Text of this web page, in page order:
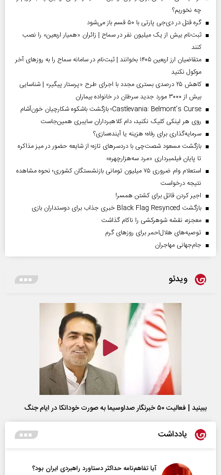
چه نخوریم؟
گره قتل در دی‌جی پارتی با ۵۰ قسم باز می‌شود
ثبت‌نام بیش از یک میلیون نفر در سماح | زائران «همیار اربعین» را نصب
کنند
متقاضیان ارز اربعین ۱۴۰۵ بخوانند | ثبت‌نام در سامانه سماح را به روز‌های آخر
موکول نکنید
کاهش ۲۵ درصدی بستری مجدد با اجرای طرح «پرستار پیگیر» | شناسایی
بیش از ۳۰۰۰ مورد جدید سرطان در خانواده بیماران
Castlevania: Belmont’s Curse؛ بازگشت باشکوه شکارچیان خون‌آشام
روی هر لینکی کلیک نکنید، دام کلاهبرداران سایبری همین‌جاست
سرمایه‌گذاری برای رفاه؛ هزینه یا آینده‌سازی؟
بازگشت مسعود شصت‌چی با دردسر‌های تازه؛ از شایعه حضور در میز مذاکره
تا پایان فیلمبرداری «مرد سه‌هزارچهره»
استعلام وام ضروری ۷۵ میلیون تومانی بازنشستگان کشوری؛ نحوه مشاهده
نتیجه درخواست
اجیر کردن قاتل برای کشتن همسر!
بازگشت Black Flag Resynced خبری جذاب برای دوستداران بازی
معجزه، نقشه شوهرکشی را ناکام گذاشت
توصیه‌های هلال‌احمر برای روز‌های گرم
جام‌جهانی مهاجران
ویدئو
ببینید | فعالیت ۵۰ خبرنگار صداوسیما به صورت خوداتکا در ایام جنگ
یادداشت
آیا تفاهم‌نامه حداکثر دستاورد راهبردی ایران بود؟